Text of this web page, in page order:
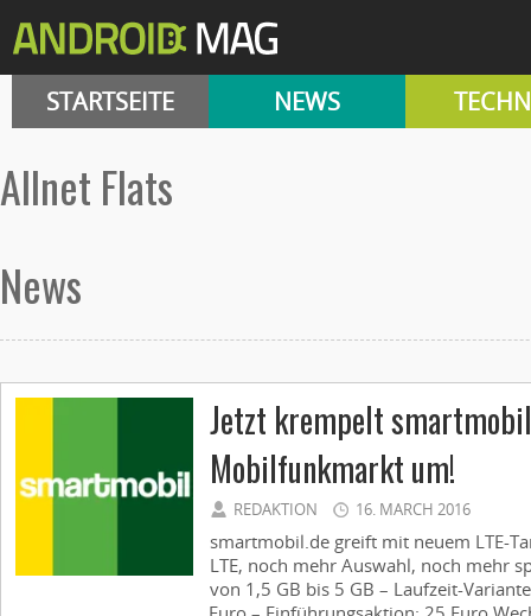
STARTSEITE NEWS
Allnet Flats
News
Jetzt krempelt
Mobilfunkmarkt um!
REDAKTION 16. MARCH 2016
smartmobil.de greift mit neuem LTE-
LTE, noch mehr Auswahl, noch mehr
von 1,5 GB bis 5 GB – Laufzeit-